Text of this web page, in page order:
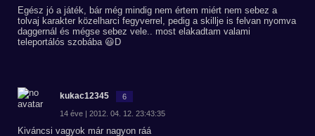
Egész jó a játék, bár még mindig nem értem miért nem sebez a
tolvaj karakter közelharci fegyverrel, pedig a skillje is felvan nyomva
daggernál és mégse sebez vele.. most elakadtam valami
teleportálós szobába 😃D
kukac12345 6
14 éve | 2012. 04. 12. 23:43:35
Kiváncsi vagyok már nagyon ráá